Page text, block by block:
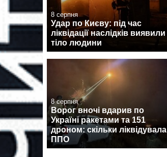
8 серпня
Удар по Києву: під час
ліквідації наслідків виявили
тіло людини
8 серпня
Ворог вночі вдарив по
Україні ракетами та 151
дроном: скільки ліквідувала
ППО